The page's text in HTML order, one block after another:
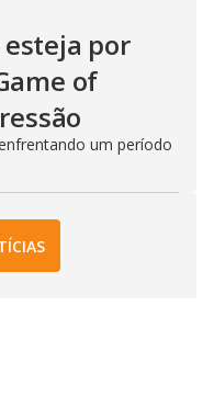
por
of
um período